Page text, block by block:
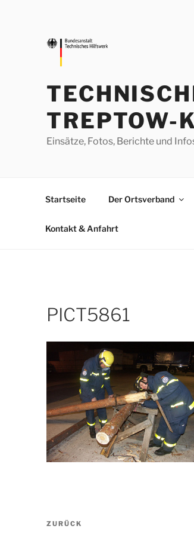
TREPTOW-
Einsätze, Fotos, Berichte und
Startseite Der Ortsverband
Kontakt & Anfahrt
PICT5861
Beitragsnavigation
Vorheriger
ZURÜCK